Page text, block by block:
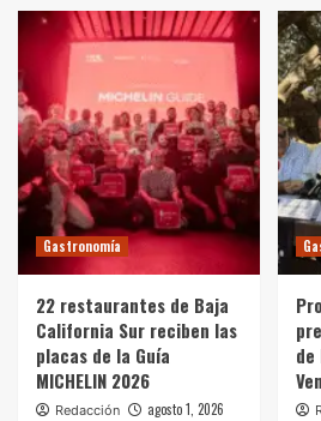
Gastronomía
22 restaurantes de Baja
California Sur reciben las
placas de la Guía
MICHELIN 2026
Redacción agosto 1, 2026
de